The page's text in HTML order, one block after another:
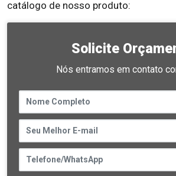
catálogo de nosso produto:
Solicite
Nós entramos em contato